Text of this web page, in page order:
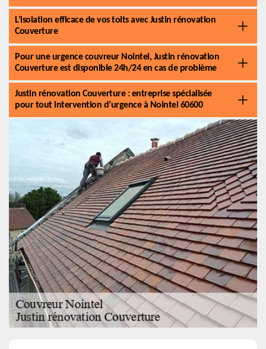
L’isolation efficace de vos toits avec Justin rénovation
Couverture
Pour une urgence couvreur Nointel, Justin rénovation
Couverture est disponible 24h/24 en cas de problème
Justin rénovation Couverture : entreprise spécialisée
pour tout intervention d’urgence à Nointel 60600